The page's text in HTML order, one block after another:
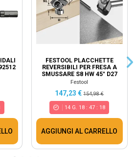
FESTOOL PLACCHETTE
REVERSIBILI PER FRESA A
SMUSSARE S8 HW 45° D27
12X12 KL - 499807
Festool
147,23 €154,98 €
14G. 18: 47: 17
AGGIUNGI AL CARRELLO